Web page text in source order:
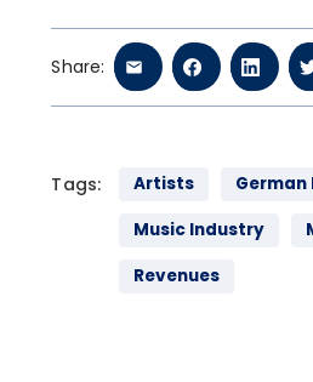
Share:
Tags: Artists
Music Industry
Revenues